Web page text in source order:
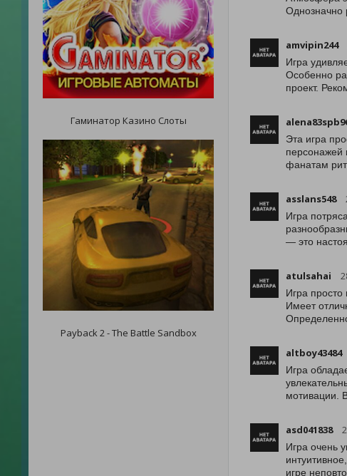
Гаминатор Казино Слоты
Payback 2 - The Battle Sandbox
Однозначно
amvipin244
Игра
Особенно
проект.
Эта игра
персонажей
фанатам
asslans548
Игра
— это
atulsahai
Игра
Имеет
altboy43484
Игра
мотивации.
asd041838
Игра очень
игре